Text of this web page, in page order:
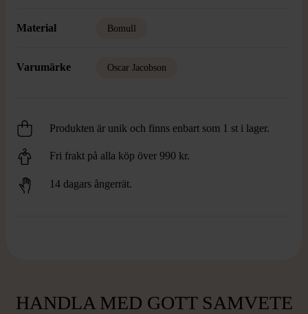
Material Bomull
Varumärke Oscar Jacobson
Produkten är unik och finns enbart som 1 st i lager.
Fri frakt på alla köp över 990 kr.
14 dagars ångerrät.
HANDLA MED GOTT SAMVETE